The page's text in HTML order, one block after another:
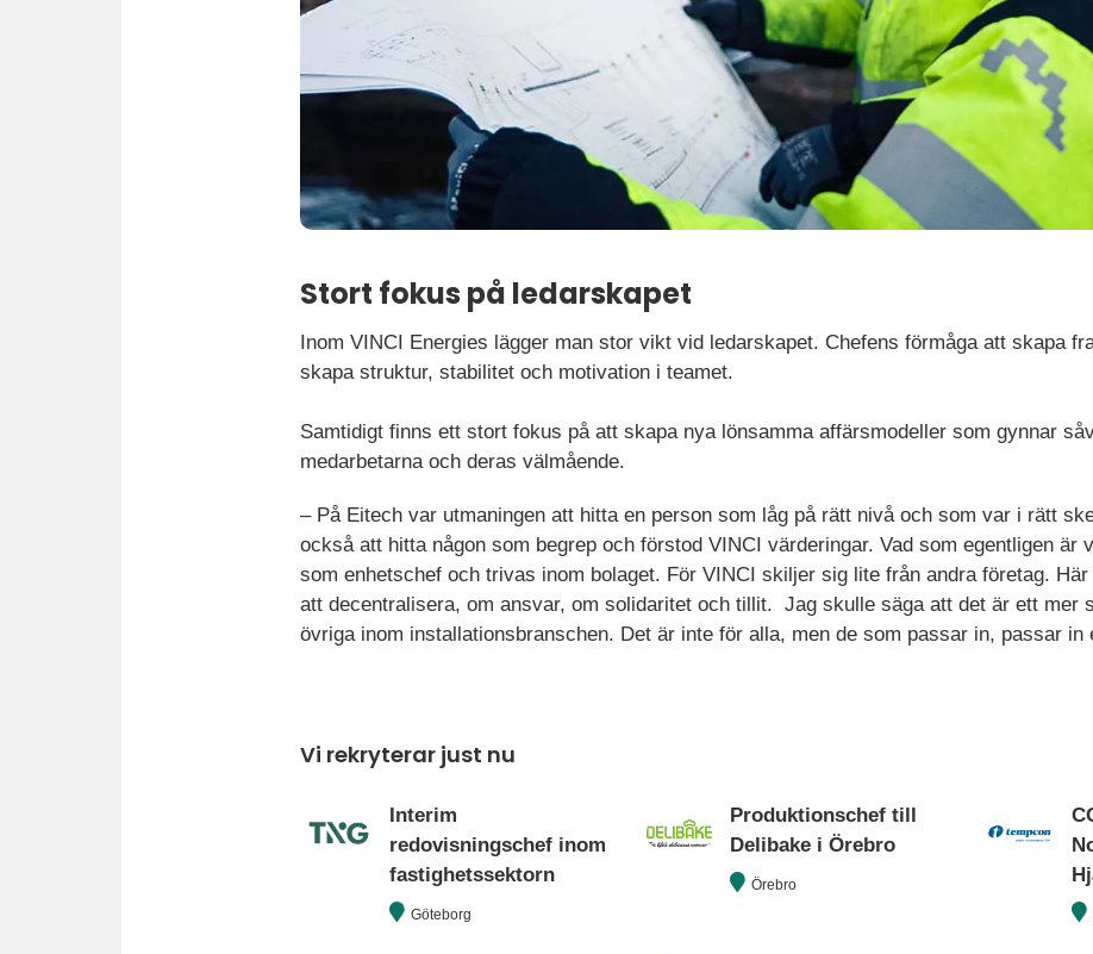
Stort fokus på ledarskapet
Inom VINCI Energies lägger man stor vikt vid ledarskapet. Chefens förmåga att skapa
skapa struktur, stabilitet och motivation i teamet.
Samtidigt finns ett stort fokus på att skapa nya lönsamma affärsmodeller som gynnar
medarbetarna och deras välmående.
– På Eitech var utmaningen att hitta en person som låg på rätt nivå och som var i rätt
också att hitta någon som begrep och förstod VINCI värderingar. Vad som egentligen är
som enhetschef och trivas inom bolaget. För VINCI skiljer sig lite från andra företag.
att decentralisera, om ansvar, om solidaritet och tillit. Jag skulle säga att det är ett mer
övriga inom installationsbranschen. Det är inte för alla, men de som passar in, passar in
Vi rekryterar just nu
Interim
redovisningschef inom
fastighetssektorn
Göteborg
Produktionschef till
Delibake i Örebro
Örebro